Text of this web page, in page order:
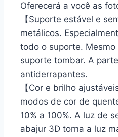
Oferecerá a você as
【Suporte estável e
metálicos.
todo o suporte.
suporte tombar. A
antiderrapantes.
【Cor e brilho
modos de cor de
10% a 100%. A luz de
abajur 3D torna a luz